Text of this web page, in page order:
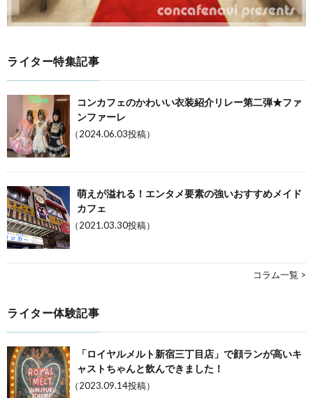
ライター特集記事
コンカフェのかわいい衣装紹介リレー第二弾★ファ
ンファーレ
（2024.06.03投稿）
萌えが溢れる！エンタメ要素の強いおすすめメイド
カフェ
（2021.03.30投稿）
コラム一覧 >
ライター体験記事
「ロイヤルメルト新宿三丁目店」で顔ランが高いキ
ャストちゃんと飲んできました！
（2023.09.14投稿）